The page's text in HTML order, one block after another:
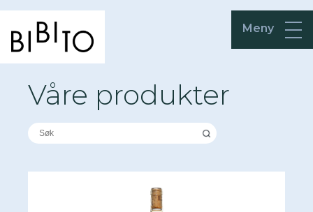
Meny
Våre produkter